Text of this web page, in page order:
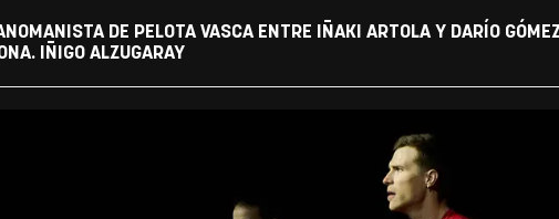
DE PELOTA VASCA ENTRE IÑAKI ARTOLA Y DARÍO
IÑIGO ALZUGARAY